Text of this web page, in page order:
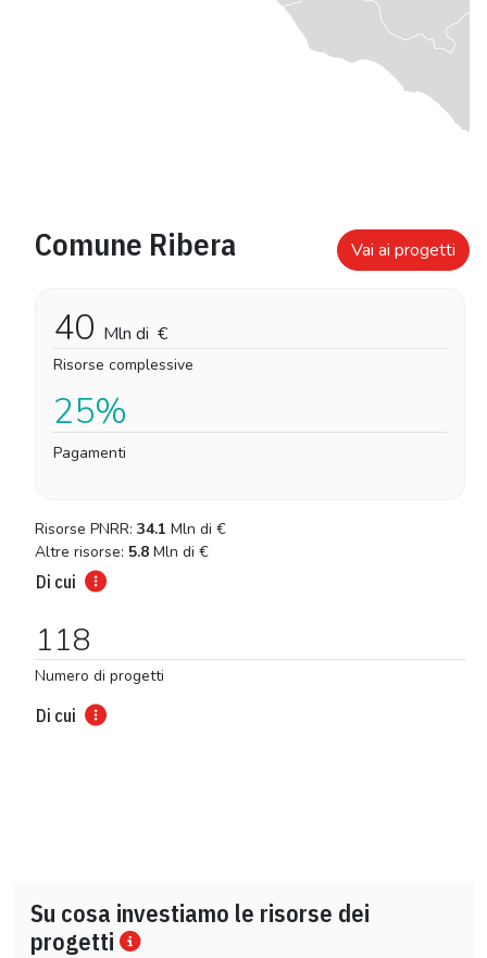
Comune Ribera Vai ai progetti
40 Mln di €
Risorse complessive
25%
Pagamenti
Risorse PNRR: 34.1 Mln di €
Altre risorse: 5.8 Mln di €
Di cui
118
Numero di progetti
Di cui
Su cosa investiamo le risorse dei
progetti